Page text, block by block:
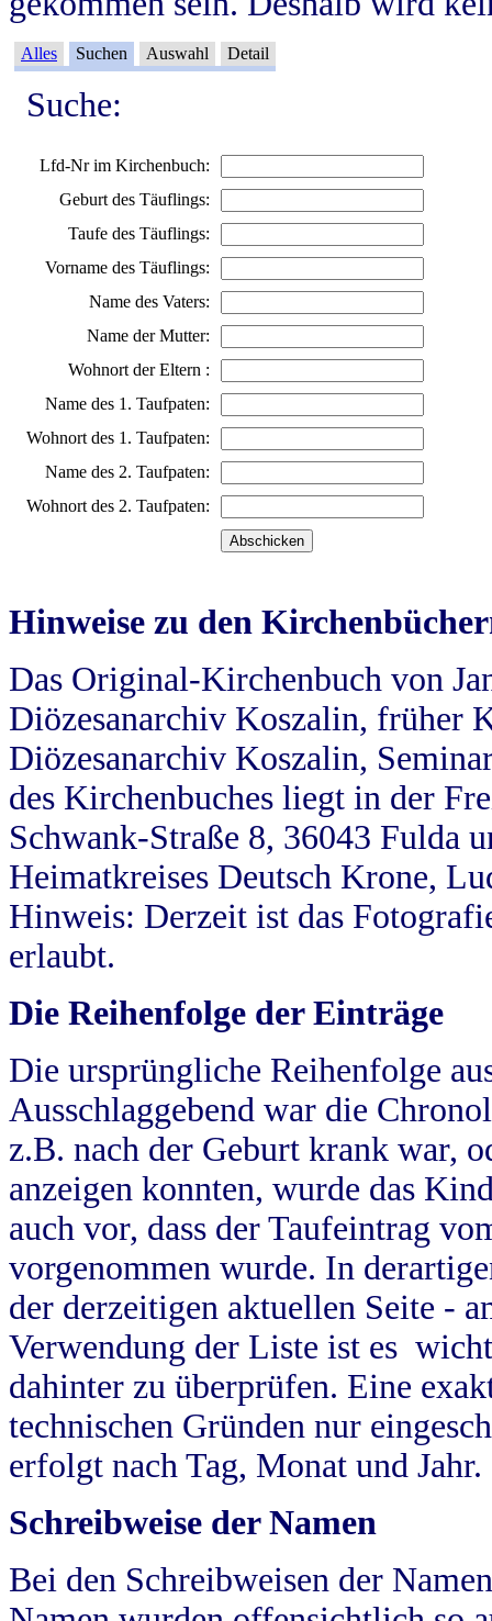
Alles Suchen Auswahl Detail
Suche:
Lfd-Nr im Kirchenbuch:
Geburt des Täuflings:
Taufe des Täuflings:
Vorname des Täuflings:
Name des Vaters:
Name der Mutter:
Wohnort der Eltern :
Name des 1. Taufpaten:
Wohnort des 1. Taufpaten:
Name des 2. Taufpaten:
Wohnort des 2. Taufpaten:
Hinweise zu den
Das Original-Kirchenbuch von
Diözesanarchiv Koszalin, früher
Diözesanarchiv Koszalin,
des Kirchenbuches liegt in der
Schwank-Straße 8, 36043 Fulda
Heimatkreises Deutsch Krone,
Hinweis: Derzeit ist das
erlaubt.
Die Reihenfolge der Einträge
Die ursprüngliche Reihenfolge
Ausschlaggebend war die
z.B. nach der Geburt krank war,
anzeigen konnten, wurde das
auch vor, dass der Taufeintrag
vorgenommen wurde. In
der derzeitigen aktuellen Seite -
Verwendung der Liste ist es
dahinter zu überprüfen. Eine
technischen Gründen nur
erfolgt nach Tag, Monat und Jahr.
Schreibweise der Namen
Bei den Schreibweisen der